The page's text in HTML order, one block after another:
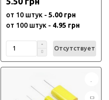
от 10 штук - 5.00 грн
от 100 штук - 4.95 грн
Отсутствует